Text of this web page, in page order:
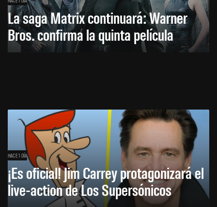
La saga Matrix continuará: Warner
Bros. confirma la quinta película
HACE 1 DÍA
¡Es oficial! Jim Carrey protagonizará el
live-action de Los Supersónicos